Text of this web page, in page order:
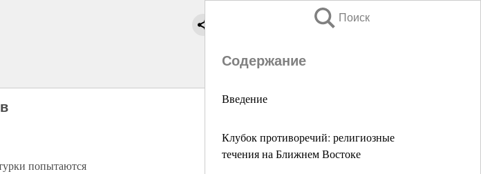
Поиск
Содержание
Введение
Клубок противоречий: религиозные
течения на Ближнем Востоке
попытаются